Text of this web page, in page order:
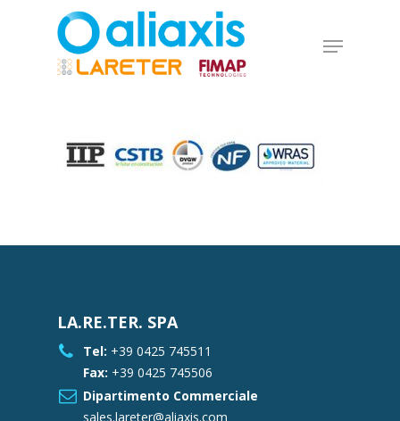
Menu
LA.RE.TER. SPA
Tel: +39 0425 745511
Fax: +39 0425 745506
Dipartimento Commerciale
sales.lareter@aliaxis.com